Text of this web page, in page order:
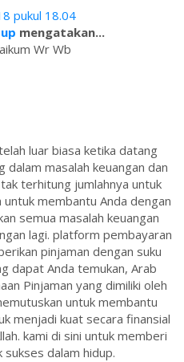
pukul 18.04
mengatakan...
Wr Wb
luar biasa ketika datang
masalah keuangan dan
terhitung jumlahnya untuk
membantu Anda dengan
semua masalah keuangan
lagi. platform pembayaran
pinjaman dengan suku
dapat Anda temukan, Arab
Pinjaman yang dimiliki oleh
untuk membantu
menjadi kuat secara finansial
kami di sini untuk memberi
sukses dalam hidup.